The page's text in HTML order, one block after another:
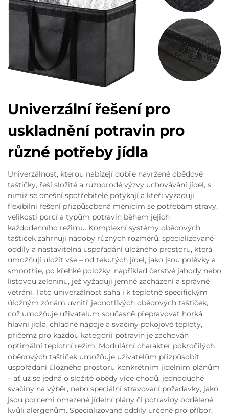
Univerzální řešení pro
uskladnění potravin pro
různé potřeby jídla
Univerzálnost, kterou nabízejí dobře navržené obědové
taštičky, řeší složité a různorodé výzvy uchovávání jídel, s
nimiž se dnešní spotřebitelé potýkají a kteří vyžadují
flexibilní řešení přizpůsobená měnícím se potřebám stravy,
velikosti porcí a typům potravin během jejich
každodenního režimu. Komplexní systémy obědových
taštiček zahrnují nádoby různých rozměrů, specializované
oddíly a nastavitelná uspořádání úložného prostoru, která
umožňují uložit vše – od tekutých jídel, jako jsou polévky a
smoothie, po křehké položky, například čerstvé jahody nebo
listovou zeleninu, jež vyžadují jemné zacházení a správné
větrání. Tato univerzálnost sahá i k teplotně specifickým
úložným zónám uvnitř jednotlivých obědových taštiček,
což umožňuje uživatelům současně přepravovat horká
hlavní jídla, chladné nápoje a svačiny pokojové teploty,
přičemž pro každou kategorii potravin je zachován
optimální teplotní režim. Modulární charakter pokročilých
obědových taštiček umožňuje uživatelům přizpůsobit
uspořádání úložného prostoru konkrétním jídelním plánům
– ať už se jedná o složité obědy více chodů, jednoduché
svačiny na výběr, nebo speciální stravovací požadavky, jako
jsou porcemi omezené jídelní plány či potraviny oddělené
kvůli alergenům. Specializované oddíly určené pro příbor,